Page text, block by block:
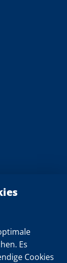
Es
Cookies